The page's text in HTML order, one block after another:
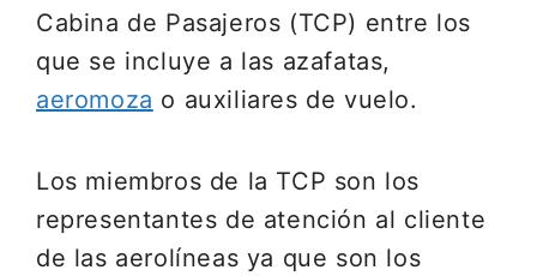
Cabina de Pasajeros (TCP) entre los
que se incluye a las azafatas,
aeromoza o auxiliares de vuelo.
Los miembros de la TCP son los
representantes de atención al cliente
de las aerolíneas ya que son los